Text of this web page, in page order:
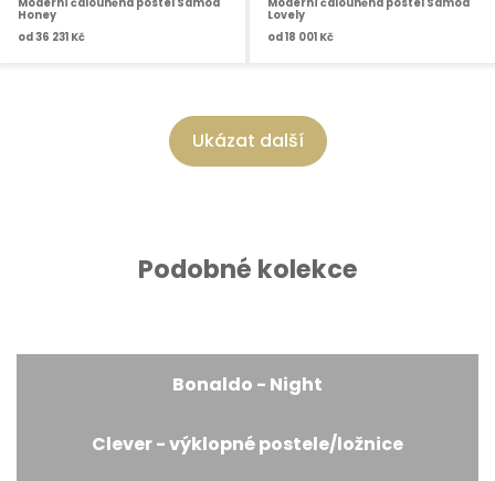
Moderní čalouněná postel Samoa
Honey
od 36 231 Kč
Moderní čalouněná postel Samoa
Lovely
od 18 001 Kč
Ukázat další
Podobné kolekce
Bonaldo - Night
Clever - výklopné postele/ložnice